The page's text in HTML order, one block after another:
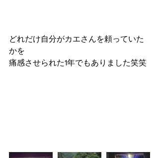
どれだけ自分がカエさんを頼っていた
かを
痛感させられた1年でもありました笑笑